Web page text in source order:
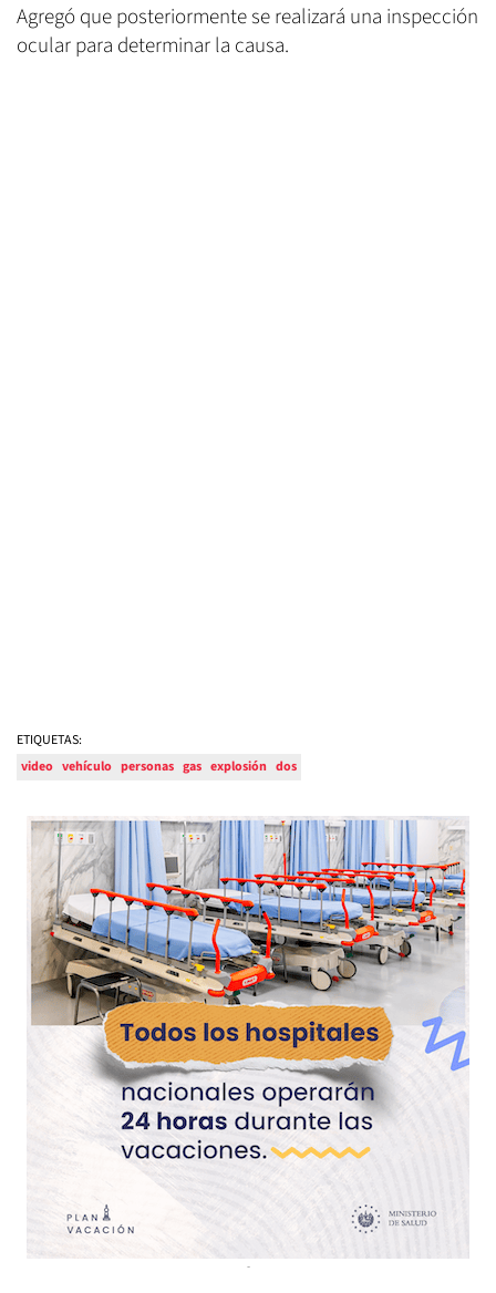
Agregó que posteriormente se realizará una inspección
ocular para determinar la causa.
ETIQUETAS:
video vehículo personas gas explosión dos